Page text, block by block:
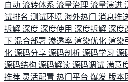
自动 流转体系 流量治理 流量演进
试排名 测试环境 海外热门 消息推
拆解 深度 深度使用 深度拆解 深度
下 混合部署 渗透率 渲染优化 渲染
化 源码分享 源码剖析 源码学习 源
源码结构 源码解读 源码调试 满意
推荐 灵活配置 热门平台 爆发 版本